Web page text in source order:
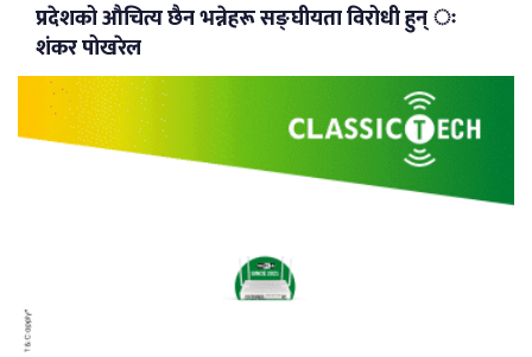
प्रदेशको औचित्य छैन भन्नेहरू सङ्घीयता विरोधी हुन् ः
शंकर पोखरेल